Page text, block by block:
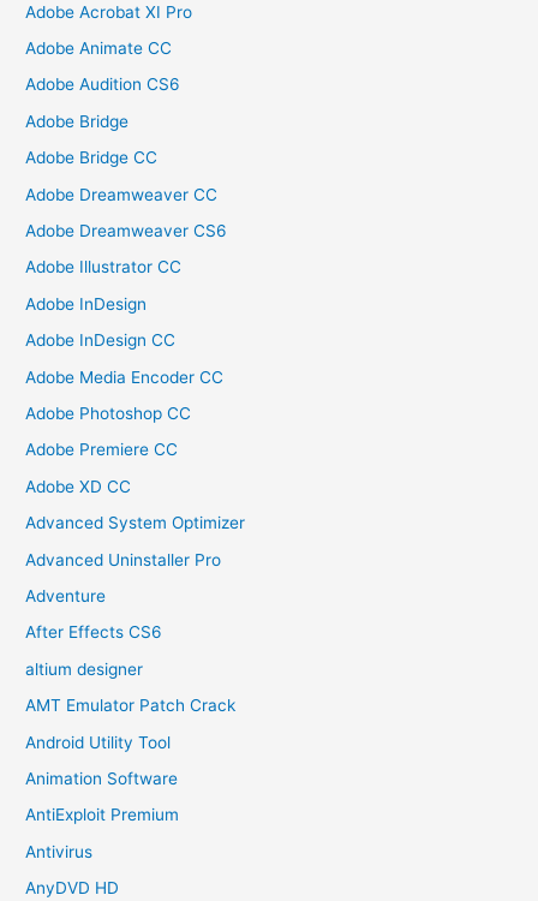
Adobe Acrobat XI Pro
Adobe Animate CC
Adobe Audition CS6
Adobe Bridge
Adobe Bridge CC
Adobe Dreamweaver CC
Adobe Dreamweaver CS6
Adobe Illustrator CC
Adobe InDesign
Adobe InDesign CC
Adobe Media Encoder CC
Adobe Photoshop CC
Adobe Premiere CC
Adobe XD CC
Advanced System Optimizer
Advanced Uninstaller Pro
Adventure
After Effects CS6
altium designer
AMT Emulator Patch Crack
Android Utility Tool
Animation Software
AntiExploit Premium
Antivirus
AnyDVD HD